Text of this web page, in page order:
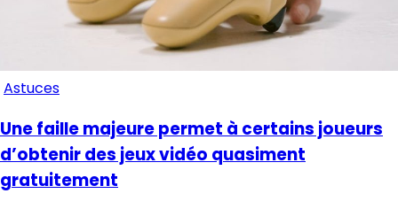
Astuces
Une faille majeure permet à certains joueurs
d’obtenir des jeux vidéo quasiment
gratuitement